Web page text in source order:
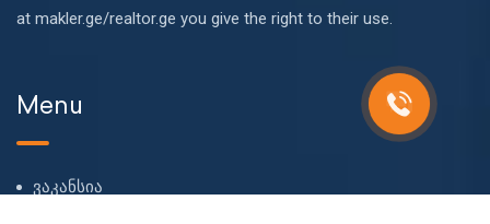
at makler.ge/realtor.ge you give the right to their use.
Menu
ვაკანსია